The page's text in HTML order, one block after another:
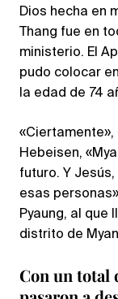
Dios hecha en
Thang fue en
ministerio. El
pudo colocar
la edad de 74
Hebeisen,
futuro. Y
esas
Pyaung, al que
distrito de
Con un total